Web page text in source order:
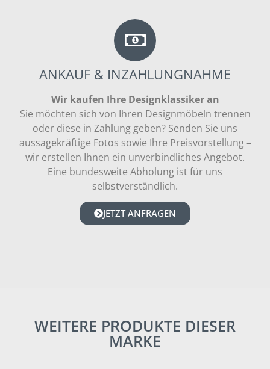
ANKAUF & INZAHLUNGNAHME
Wir kaufen Ihre Designklassiker an
Sie möchten sich von Ihren Designmöbeln trennen
oder diese in Zahlung geben? Senden Sie uns
aussagekräftige Fotos sowie Ihre Preisvorstellung –
wir erstellen Ihnen ein unverbindliches Angebot.
Eine bundesweite Abholung ist für uns
selbstverständlich.
JETZT ANFRAGEN
WEITERE PRODUKTE DIESER
MARKE